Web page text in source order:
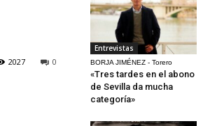
0
2027
Entrevistas
BORJA JIMÉNEZ - Torero
«Tres tardes en el abono
de Sevilla da mucha
categoría»